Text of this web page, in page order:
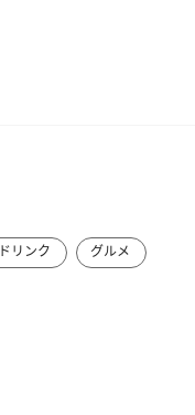
ドリンク
グルメ